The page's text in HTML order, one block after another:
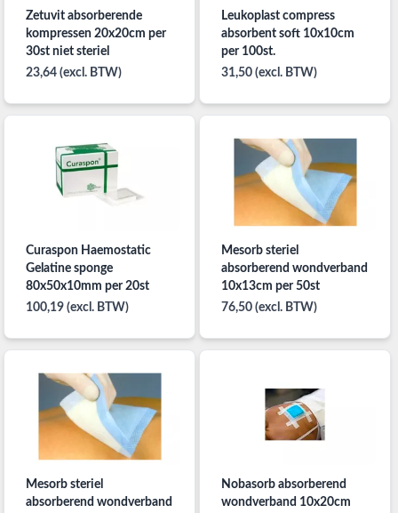
Zetuvit absorberende
kompressen 20x20cm per
30st niet steriel
23,64 (excl. BTW)
Leukoplast compress
absorbent soft 10x10cm
per 100st.
31,50 (excl. BTW)
Curaspon Haemostatic
Gelatine sponge
80x50x10mm per 20st
100,19 (excl. BTW)
Mesorb steriel
absorberend wondverband
10x13cm per 50st
76,50 (excl. BTW)
Mesorb steriel
absorberend wondverband
Nobasorb absorberend
wondverband 10x20cm